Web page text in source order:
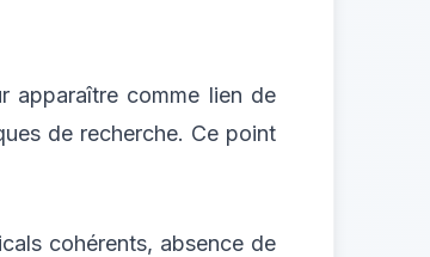
apparaître comme lien de
de recherche. Ce point
cohérents, absence de